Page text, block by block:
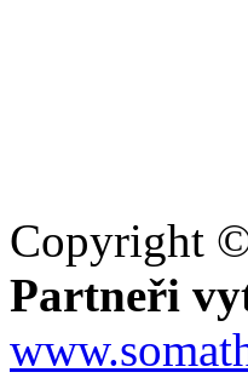
Copyright
Partneři